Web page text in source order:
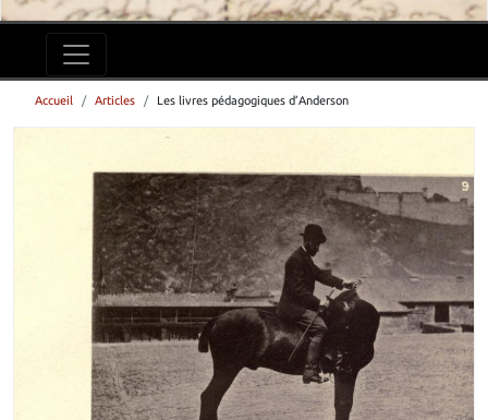
Accueil Articles Les livres pédagogiques d’Anderson